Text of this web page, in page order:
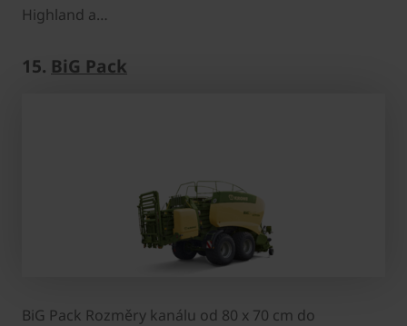
Highland a…
15. BiG Pack
BiG Pack Rozměry kanálu od 80 x 70 cm do